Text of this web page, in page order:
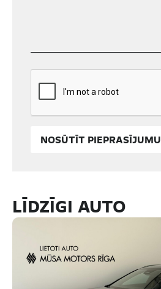
NOSŪTĪT PIEPRASĪJUMU
LĪDZĪGI AUTO